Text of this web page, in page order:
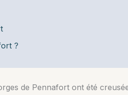
?
de Pennafort ont été